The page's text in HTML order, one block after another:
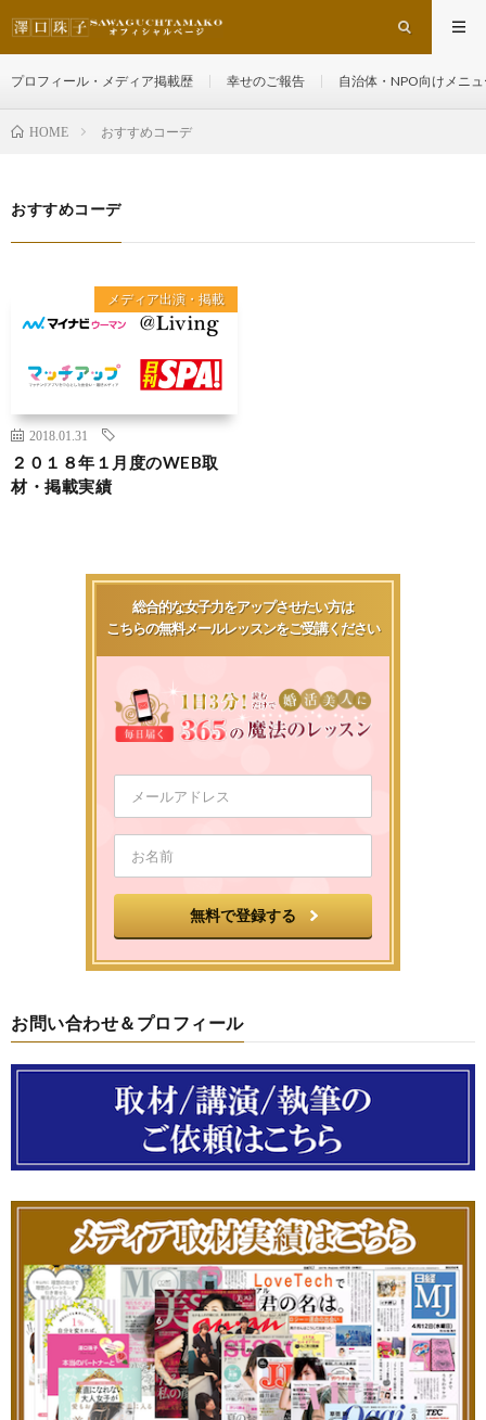
プロフィール・メディア掲載歴 幸せのご報告 自治体・NPO向けメニ
HOME おすすめコーデ
おすすめコーデ
メディア出演・掲載
2018.01.31
２０１８年１月度のWEB取
材・掲載実績
総合的な女子力をアップさせたい方は
こちらの無料メールレッスンをご受講ください
お問い合わせ＆プロフィール